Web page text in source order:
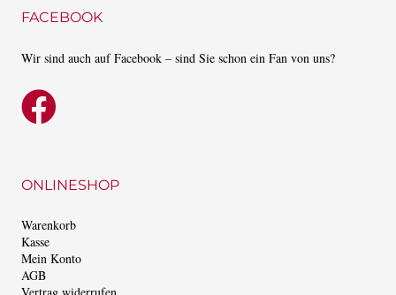
FACEBOOK
Wir sind auch auf Facebook – sind Sie schon ein Fan von uns?
ONLINESHOP
Warenkorb
Kasse
Mein Konto
AGB